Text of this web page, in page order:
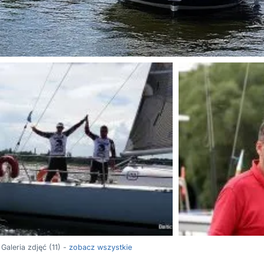
Galeria zdjęć (11) - zobacz wszystkie